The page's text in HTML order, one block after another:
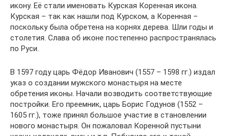
икону. Её стали именовать Курская Коренная икона.
Курская – так как нашли под Курском, а Коренная –
поскольку была обретена на корнях дерева. Шли годы и
столетия. Слава об иконе постепенно распространялась
по Руси.
В 1597 году царь Фёдор Иванович (1557 – 1598 гг.) издал
указ о создании мужского монастыря на месте
обретения иконы. Начали возводить соответствующие
постройки. Его преемник, царь Борис Годунов (1552 –
1605 гг.), тоже принял большое участие в становлении
нового монастыря. Он пожаловал Коренной пустыни